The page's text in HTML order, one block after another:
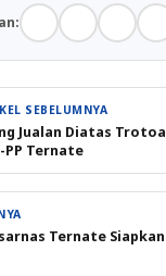
SEBELUMNYA
Jualan Diatas
PP Ternate
Ternate Siapkan